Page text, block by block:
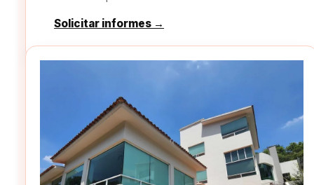
Solicitar informes →